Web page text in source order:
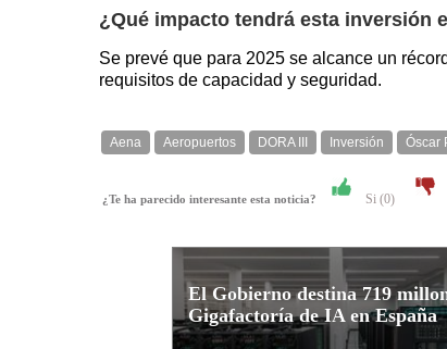
¿Qué impacto tendrá esta inversión
Se prevé que para 2025 se alcance un
requisitos de capacidad y seguridad.
Aena Aeropuertos DORA III Inversión Óscar
¿Te ha parecido interesante esta noticia? Si (0)
El Gobierno destina 719
Gigafactoría de IA en España